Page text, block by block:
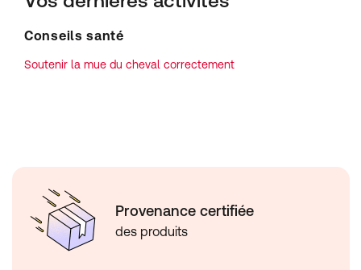
Conseils santé
Soutenir la mue du cheval correctement
Provenance certifiée
des produits